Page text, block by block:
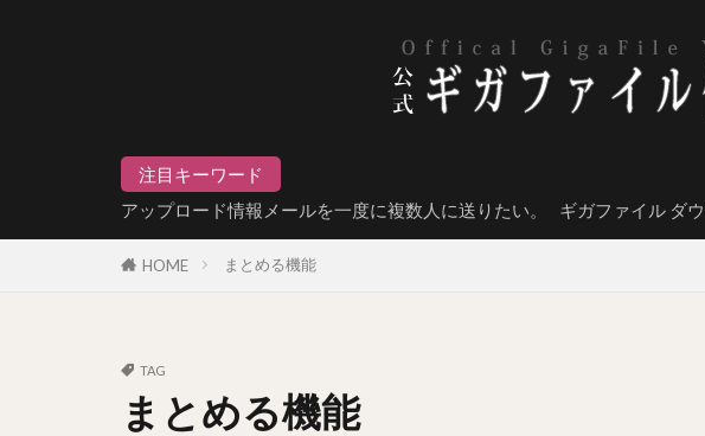
注目キーワード
アップロード情報メールを一度に複数人に送りたい。
ギガファイル ダ
HOME まとめる機能
TAG
まとめる機能